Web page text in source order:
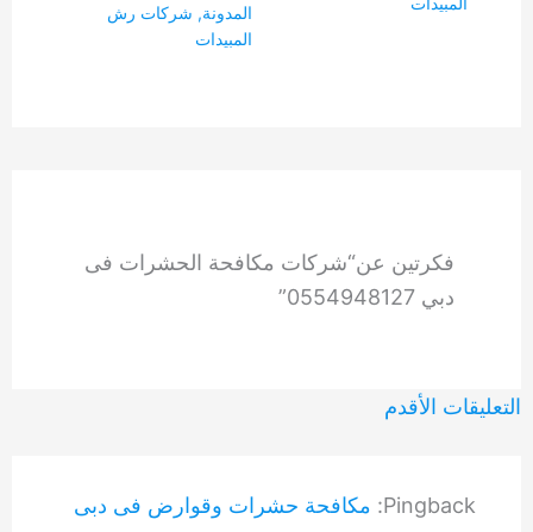
المدونة, شركات رش
المبيدات
فكرتين عن“شركات مكافحة الحشرات فى
دبي 0554948127”
التعليقات
التعليقات الأقدم
Pingback: مكافحة حشرات وقوارض فى دبى